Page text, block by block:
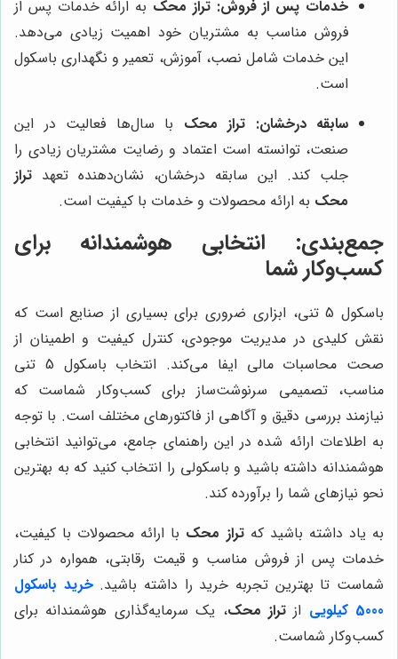
خدمات پس از فروش: تراز محک به ارائه خدمات پس از
فروش مناسب به مشتریان خود اهمیت زیادی می‌دهد.
این خدمات شامل نصب، آموزش، تعمیر و نگهداری باسکول
است.
سابقه درخشان: تراز محک با سال‌ها فعالیت در این
صنعت، توانسته است اعتماد و رضایت مشتریان زیادی را
جلب کند. این سابقه درخشان، نشان‌دهنده تعهد تراز
محک به ارائه محصولات و خدمات با کیفیت است.
جمع‌بندی: انتخابی هوشمندانه برای
کسب‌وکار شما
باسکول 5 تنی، ابزاری ضروری برای بسیاری از صنایع است که
نقش کلیدی در مدیریت موجودی، کنترل کیفیت و اطمینان از
صحت محاسبات مالی ایفا می‌کند. انتخاب باسکول 5 تنی
مناسب، تصمیمی سرنوشت‌ساز برای کسب‌وکار شماست که
نیازمند بررسی دقیق و آگاهی از فاکتورهای مختلف است. با توجه
به اطلاعات ارائه شده در این راهنمای جامع، می‌توانید انتخابی
هوشمندانه داشته باشید و باسکولی را انتخاب کنید که به بهترین
نحو نیازهای شما را برآورده کند.
به یاد داشته باشید کهتراز محک با ارائه محصولات با کیفیت،
خدمات پس از فروش مناسب و قیمت رقابتی، همواره در کنار
شماست تا بهترین تجربه خرید را داشته باشید.خرید باسکول
5000 کیلویی
ازتراز محک، یک سرمایه‌گذاری هوشمندانه برای
کسب‌وکار شماست.